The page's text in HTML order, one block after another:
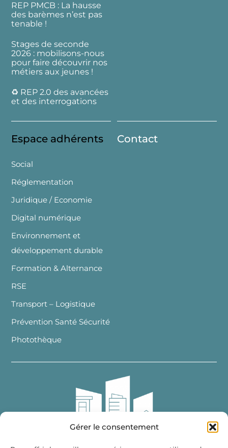
Gérer le consentement
REP PMCB : La hausse
des barèmes n’est pas
tenable !
Stages de seconde
2026 : mobilisons-nous
pour faire découvrir nos
métiers aux jeunes !
♻️ REP 2.0 des avancées
et des interrogations
Espace adhérents
Social
Réglementation
Juridique / Economie
Digital numérique
Environnement et
développement durable
Formation & Alternance
RSE
Transport – Logistique
Prévention Santé Sécurité
Photothèque
Contact